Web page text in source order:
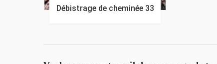
Débistrage de cheminée 33